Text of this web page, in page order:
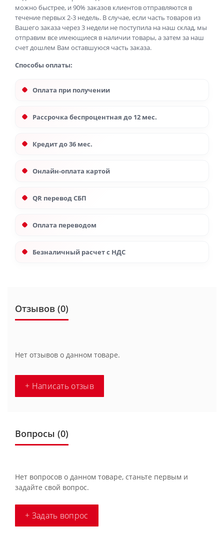
можно быстрее, и 90% заказов клиентов отправляются в
течение первых 2-3 недель. В случае, если часть товаров из
Вашего заказа через 3 недели не поступила на наш склад, мы
отправим все имеющиеся в наличии товары, а затем за наш
счет дошлем Вам оставшуюся часть заказа.
Способы оплаты:
Оплата при получении
Рассрочка беспроцентная до 12 мес.
Кредит до 36 мес.
Онлайн-оплата картой
QR перевод СБП
Оплата переводом
Безналичный расчет с НДС
Отзывов (0)
Нет отзывов о данном товаре.
+ Написать отзыв
Вопросы (0)
Нет вопросов о данном товаре, станьте первым и
задайте свой вопрос.
+ Задать вопрос